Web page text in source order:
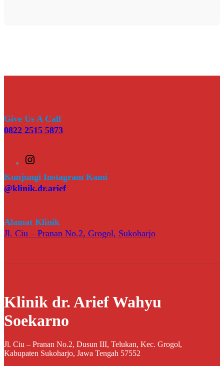
Give Us A Call
0822 2515 5873
s
t
a
a
m
Kunjungi Instagram Kami
@klinik.dr.arief
Alamat Klinik
Jl. Ciu – Pranan No.2, Grogol, Sukoharjo
Klinik dr. Arief Wahyu
Soekarno
Jl. Ciu – Pranan No.2, Dusun III, Telukan, Kec. Grogol,
Kabupaten Sukoharjo, Jawa Tengah 57552